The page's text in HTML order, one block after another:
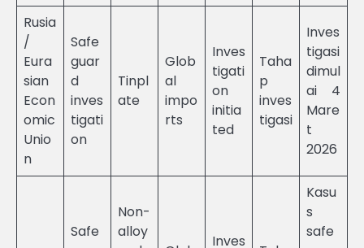
Rusia
/
Eura
sian
Econ
omic
Unio
n
Safe
guar
d
inves
tigati
on
Tinpl
ate
Glob
al
impo
rts
Inves
tigati
on
initia
ted
Taha
p
inves
tigasi
Inves
tigasi
dimul
ai 4
Mare
t
2026
Safe
Non-
alloy
Inves
Kasu
s
safe